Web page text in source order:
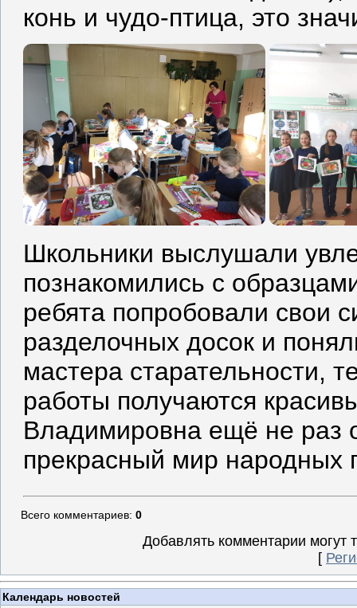
конь и чудо-птица, это
Школьники выслушали
познакомились с
ребята попробовали свои
разделочных досок и
мастера старательности,
работы получаются
Владимировна ещё не раз
прекрасный мир народных
Всего комментариев: 0
Добавлять комментарии могут
[
Календарь новостей